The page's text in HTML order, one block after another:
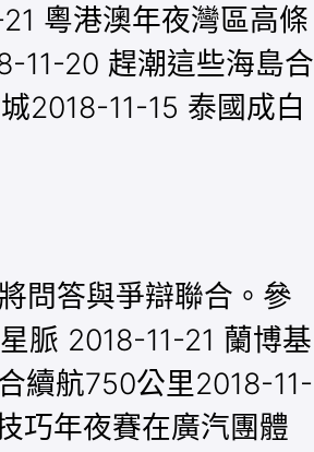
粵港澳年夜灣區高條
11-20 趕潮這些海島合
2018-11-15 泰國成白
問答與爭辯聯合。參
脈 2018-11-21 蘭博基
續航750公里2018-11-
巧年夜賽在廣汽團體